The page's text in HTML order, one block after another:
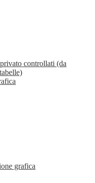
controllati (da
grafica